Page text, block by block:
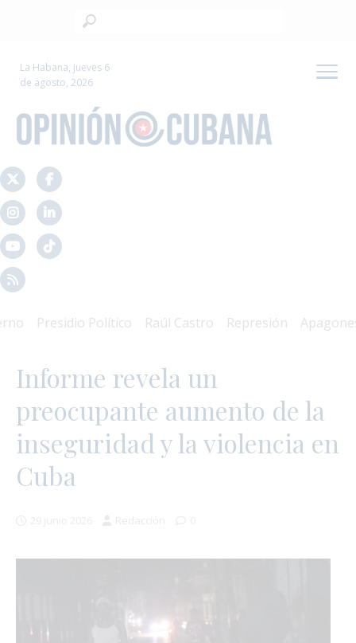
La Habana, jueves 6
de agosto, 2026
Presidio Político Raúl Castro Represión Apagones
Informe revela un
preocupante aumento de la
inseguridad y la violencia en
Cuba